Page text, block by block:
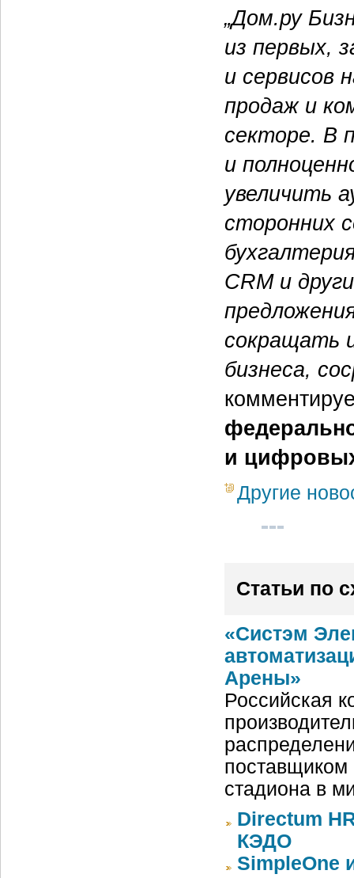
„Дом.ру
из первых,
и сервисов
продаж и
секторе. В
и
увеличить
сторонних
CRM и
сокращать
бизнеса,
и
Другие
Статьи по
«Систэм
Арены»
Российская
поставщиком
стадиона в
Directum
КЭДО
SimpleOne